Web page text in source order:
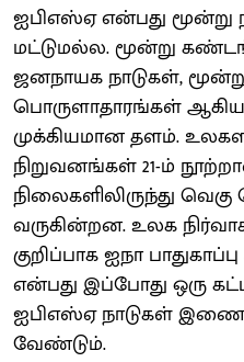
ஐபிஎஸ்ஏ என்பது மூன்று
மட்டுமல்ல. மூன்று
ஜனநாயக நாடுகள்,
பொருளாதாரங்கள்
முக்கியமான தளம்.
நிறுவனங்கள் 21-ம்
நிலைகளிலிருந்து
வருகின்றன. உலக
குறிப்பாக ஐநா
என்பது இப்போது ஒரு
ஐபிஎஸ்ஏ நாடுகள்
வேண்டும்.